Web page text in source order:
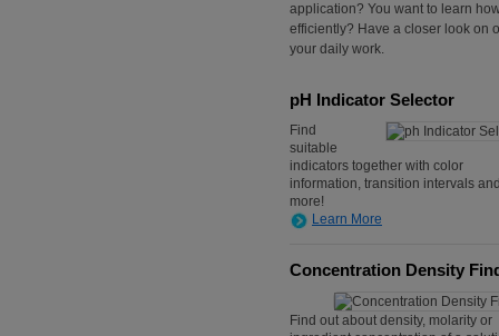
application? You want to learn
efficiently? Have a closer look on
your daily work.
pH Indicator Selector
Find
suitable
indicators together with color
information, transition intervals
more!
Learn More
Concentration Density
Find out about density, molarity or